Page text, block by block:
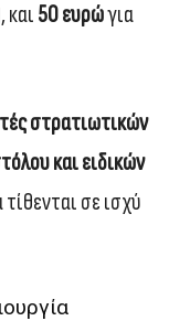
50 ευρώγια
στρατιωτικών
και ειδικών
σε ισχύ